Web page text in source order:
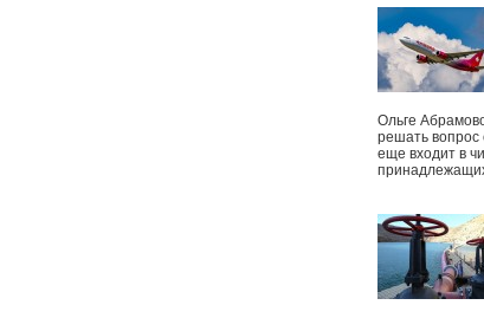
Ольге
решать вопрос
еще входит в